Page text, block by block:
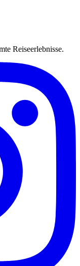
Reiseerlebnisse.